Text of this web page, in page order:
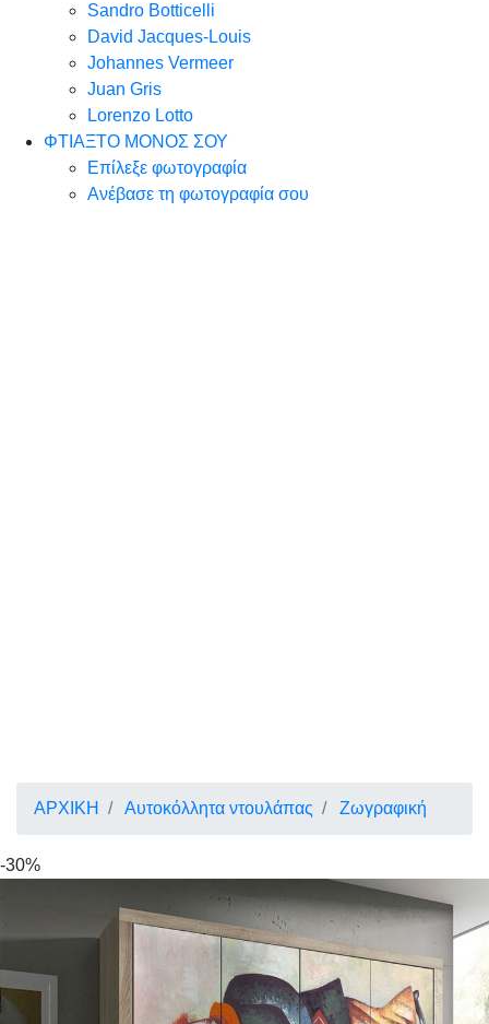
Sandro Botticelli
David Jacques-Louis
Johannes Vermeer
Juan Gris
Lorenzo Lotto
ΦΤΙΑΞΤΟ ΜΟΝΟΣ ΣΟΥ
Επίλεξε φωτογραφία
Ανέβασε τη φωτογραφία σου
ΑΡΧΙΚΗ Αυτοκόλλητα ντουλάπας Ζωγραφική
-30%